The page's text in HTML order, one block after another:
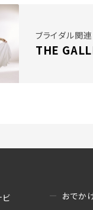
ブライダル関
THE
ビ
おでか